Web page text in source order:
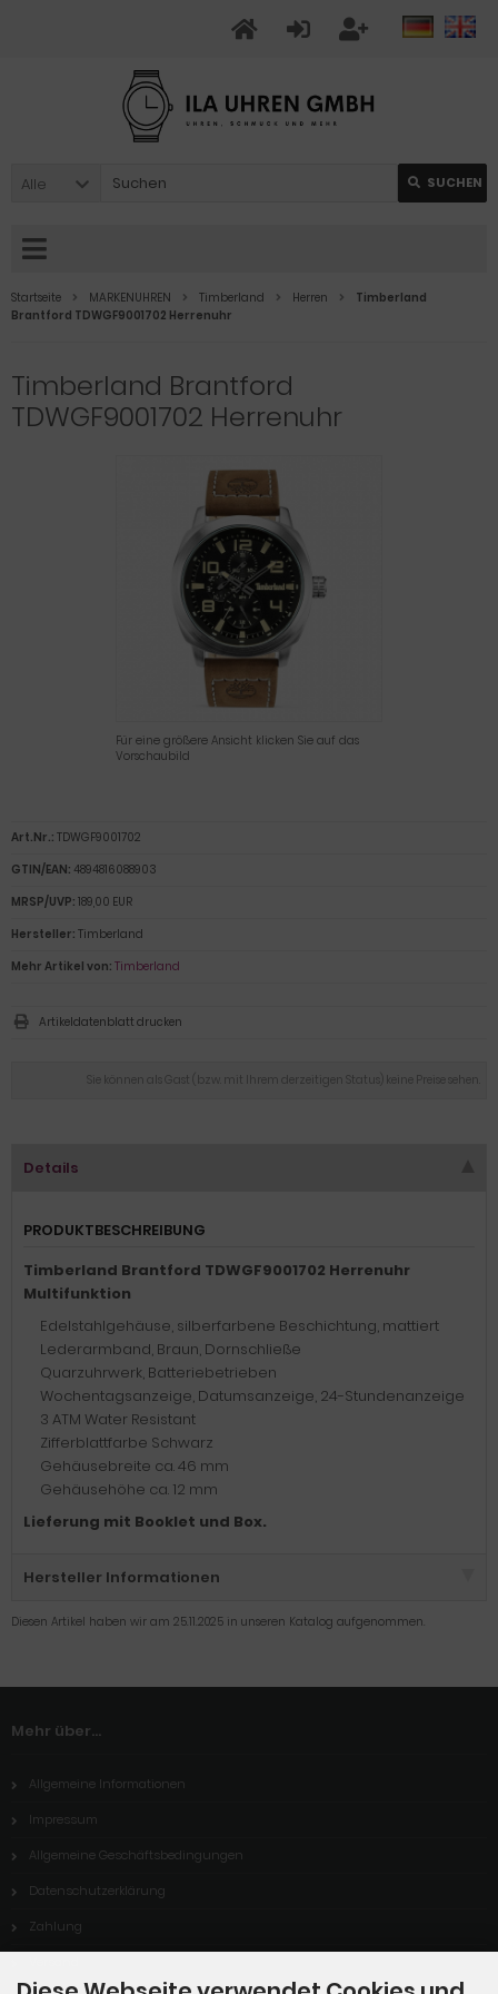
Alle SUCHEN
Startseite MARKENUHREN Timberland Herren
Timberland
Brantford TDWGF9001702 Herrenuhr
Timberland Brantford
TDWGF9001702 Herrenuhr
Für eine größere Ansicht klicken Sie auf das
Vorschaubild
Sie können als Gast (bzw. mit Ihrem derzeitigen Status) keine Preise sehen.
Art.Nr.: TDWGF9001702
GTIN/EAN: 4894816088903
MRSP/UVP: 189,00 EUR
Hersteller: Timberland
Mehr Artikel von: Timberland
Artikeldatenblatt drucken
Details
PRODUKTBESCHREIBUNG
Timberland Brantford TDWGF9001702 Herrenuhr
Multifunktion
Edelstahlgehäuse, silberfarbene Beschichtung, mattiert
Lederarmband, Braun, Dornschließe
Quarzuhrwerk, Batteriebetrieben
Wochentagsanzeige, Datumsanzeige, 24-Stundenanzeige
3 ATM Water Resistant
Zifferblattfarbe Schwarz
Gehäusebreite ca. 46 mm
Gehäusehöhe ca. 12 mm
Lieferung mit Booklet und Box.
Hersteller Informationen
Diesen Artikel haben wir am 25.11.2025 in unseren Katalog aufgenommen.
Mehr über...
Allgemeine Informationen
Impressum
Allgemeine Geschäftsbedingungen
Datenschutzerklärung
Zahlung